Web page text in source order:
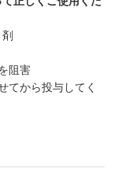
阻害
てから投与してく